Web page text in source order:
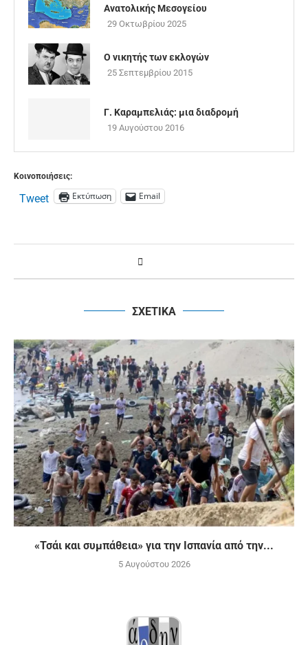
Ανατολικής Μεσογείου
29 Οκτωβρίου 2025
Ο νικητής των εκλογών
25 Σεπτεμβρίου 2015
Γ. Καραμπελιάς: μια διαδρομή
19 Αυγούστου 2016
Κοινοποιήσεις:
Tweet Εκτύπωση Email
ΣΧΕΤΙΚΑ
«Τσάι και συμπάθεια» για την Ισπανία από την...
5 Αυγούστου 2026